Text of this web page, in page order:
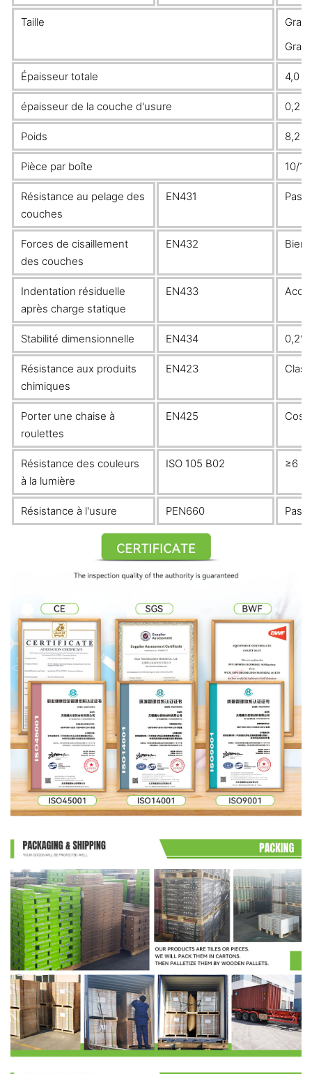
Taille
Épaisseur totale 4,0
épaisseur de la couche d'usure 0,2
Poids 8,2
Pièce par boîte 10/
Résistance au pelage des
couches
EN431
Forces de cisaillement
des couches
EN432 Bien
Indentation résiduelle
après charge statique
EN433
Stabilité dimensionnelle EN434 0,2%
Résistance aux produits
chimiques
EN423
Porter une chaise à
roulettes
EN425
Résistance des couleurs
à la lumière
ISO 105 B02 ≥6
Résistance à l'usure PEN660